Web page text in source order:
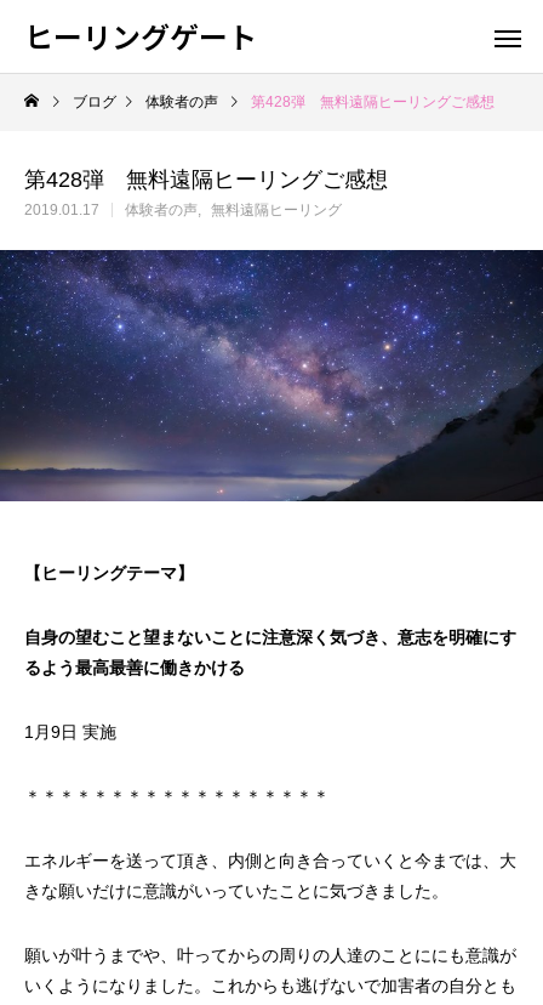
ヒーリングゲート
ブログ 体験者の声 第428弾 無料遠隔ヒーリングご感想
第428弾 無料遠隔ヒーリングご感想
2019.01.17 体験者の声 無料遠隔ヒーリング
【ヒーリングテーマ】
自身の望むこと望まないことに注意深く気づき、意志を明確にす
るよう最高最善に働きかける
1月9日 実施
＊＊＊＊＊＊＊＊＊＊＊＊＊＊＊＊＊＊
エネルギーを送って頂き、内側と向き合っていくと今までは、大
きな願いだけに意識がいっていたことに気づきました。
願いが叶うまでや、叶ってからの周りの人達のことににも意識が
いくようになりました。これからも逃げないで加害者の自分とも